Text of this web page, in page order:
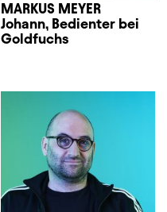
MARKUS MEYER
Johann, Bedienter bei
Goldfuchs